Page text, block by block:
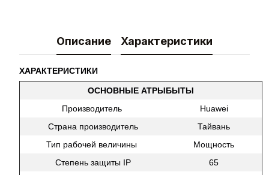
Описание Характеристики
ХАРАКТЕРИСТИКИ
ОСНОВНЫЕ АТРЫБЫТЫ
Производитель
Huawei
Страна производитель
Тайвань
Тип рабочей величины
Мощность
Степень защиты IP
65